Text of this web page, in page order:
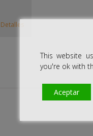
Detalles
This website
you're ok with
Aceptar